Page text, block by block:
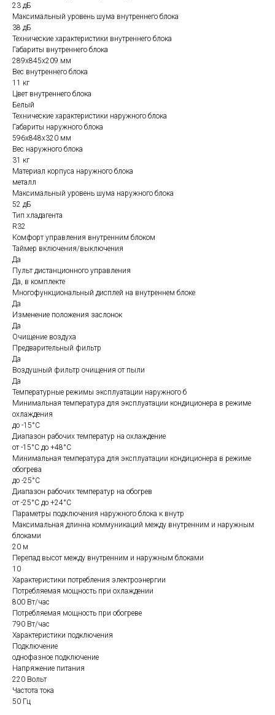
23 дБ
Максимальный уровень шума внутреннего блока
38 дБ
Технические характеристики внутреннего блока
Габариты внутреннего блока
289x845x209 мм
Вес внутреннего блока
11 кг
Цвет внутреннего блока
Белый
Технические характеристики наружного блока
Габариты наружного блока
596x848x320 мм
Вес наружного блока
31 кг
Материал корпуса наружного блока
металл
Максимальный уровень шума наружного блока
52 дБ
Тип хладагента
R32
Комфорт управления внутренним блоком
Таймер включения/выключения
Да
Пульт дистанционного управления
Да, в комплекте
Многофункциональный дисплей на внутреннем блоке
Да
Изменение положения заслонок
Да
Очищение воздуха
Предварительный фильтр
Да
Воздушный фильтр очищения от пыли
Да
Температурные режимы эксплуатации наружного б
Минимальная температура для эксплуатации кондиционера в режиме
охлаждения
до -15°С
Диапазон рабочих температур на охлаждение
от -15°С до +48°C
Минимальная температура для эксплуатации кондиционера в режиме
обогрева
до -25°С
Диапазон рабочих температур на обогрев
от -25°С до +24°С
Параметры подключения наружного блока к внутр
Максимальная длинна коммуникаций между внутренним и наружным
блоками
20 м
Перепад высот между внутренним и наружным блоками
10
Характеристики потребления электроэнергии
Потребляемая мощность при охлаждении
800 Вт/час
Потребляемая мощность при обогреве
790 Вт/час
Характеристики подключения
Подключение
однофазное подключение
Напряжение питания
220 Вольт
Частота тока
50 Гц